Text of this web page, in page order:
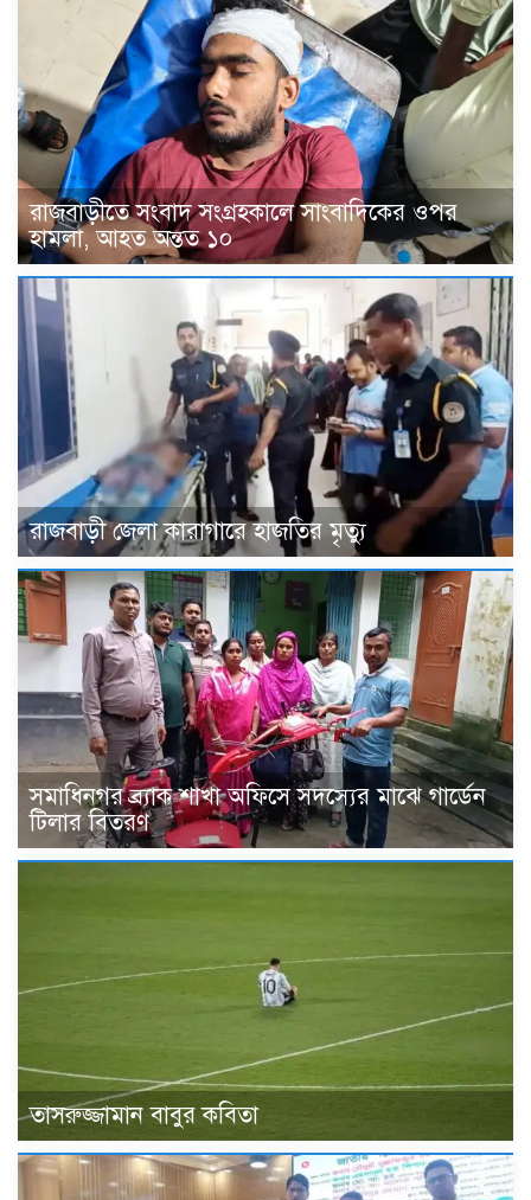
রাজবাড়ীতে সংবাদ সংগ্রহকালে সাংবাদিকের ওপর
হামলা, আহত অন্তত ১০
রাজবাড়ী জেলা কারাগারে হাজতির মৃত্যু
সমাধিনগর ব্র্যাক শাখা অফিসে সদস্যের মাঝে গার্ডেন
টিলার বিতরণ
তাসরুজ্জামান বাবুর কবিতা